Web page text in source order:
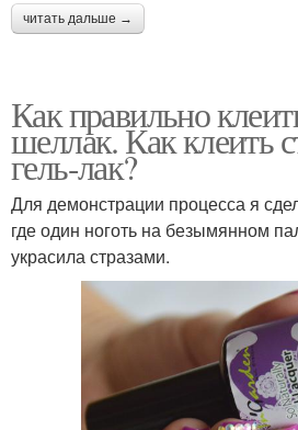
читать дальше →
Как правильно
шеллак. Как клеить
гель-лак?
Для демонстрации процесса я
где один ноготь на безымянном
украсила стразами.